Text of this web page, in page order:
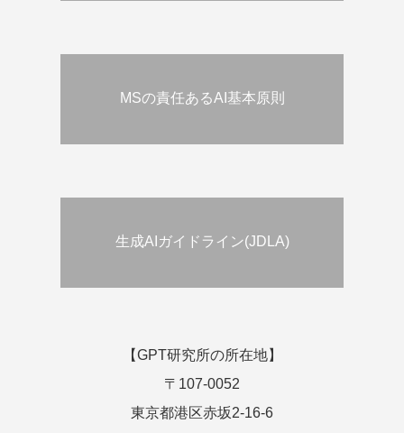
MSの責任あるAI基本原則
生成AIガイドライン(JDLA)
【GPT研究所の所在地】
〒107-0052
東京都港区赤坂2-16-6